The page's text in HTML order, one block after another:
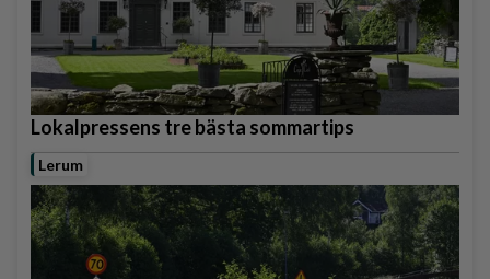
Lokalpressens tre bästa sommartips
Lerum